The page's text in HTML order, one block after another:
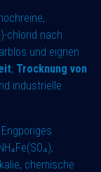
chlorid nach
und eignen
, Trocknung von
industrielle
chemische